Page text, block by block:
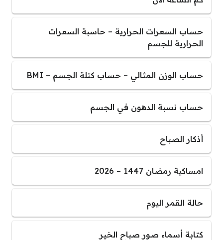
حساب السعرات الحرارية – حاسبة السعرات
الحرارية للجسم
حساب الوزن المثالي – حساب كتلة الجسم – BMI
حساب نسبة الدهون في الجسم
أذكار الصباح
امساكية رمضان 1447 – 2026
حالة القمر اليوم
كتابة أسماء صور صباح الخير